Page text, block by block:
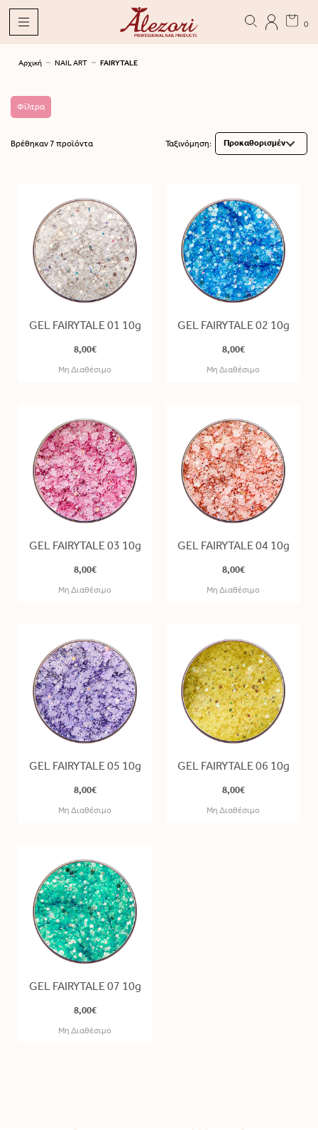
0
Αρχική NAIL ART FAIRYTALE
Φίλτρα
Βρέθηκαν 7 προϊόντα Ταξινόμηση:
GEL FAIRYTALE 01 10g
8,00€
Μη Διαθέσιμο
GEL FAIRYTALE 02 10g
8,00€
Μη Διαθέσιμο
GEL FAIRYTALE 03 10g
8,00€
Μη Διαθέσιμο
GEL FAIRYTALE 04 10g
8,00€
Μη Διαθέσιμο
GEL FAIRYTALE 05 10g
8,00€
Μη Διαθέσιμο
GEL FAIRYTALE 06 10g
8,00€
Μη Διαθέσιμο
GEL FAIRYTALE 07 10g
8,00€
Μη Διαθέσιμο